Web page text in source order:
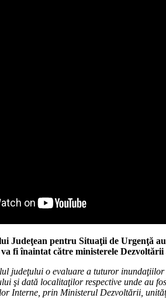
Judeţean pentru Situaţii de Urgenţă
fi înaintat către ministerele
judeţului o evaluare a tuturor
şi dată localitaţilor respective unde au
Interne, prin Ministerul Dezvoltării,